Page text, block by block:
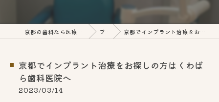
京都の歯科なら医療法人くわばら歯科医院 ブログ 京都でインプラント治療をお探しの方はくわばら歯科医院へ
京都でインプラント治療をお探しの方はくわば
ら歯科医院へ
2023/03/14